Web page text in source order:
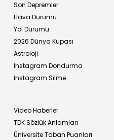
Son Depremler
Hava Durumu
Yol Durumu
2026 Dünya Kupası
Astroloji
Instagram Dondurma
Instagram Silme
Video Haberler
TDK Sözlük Anlamları
Üniversite Taban Puanları